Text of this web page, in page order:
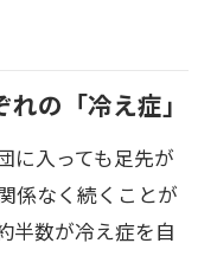
の「冷え症」
に入っても足先が
係なく続くことが
半数が冷え症を自